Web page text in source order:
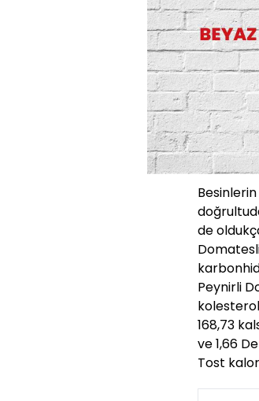
de
Peynirli
168,73
ve 1,66
Tost